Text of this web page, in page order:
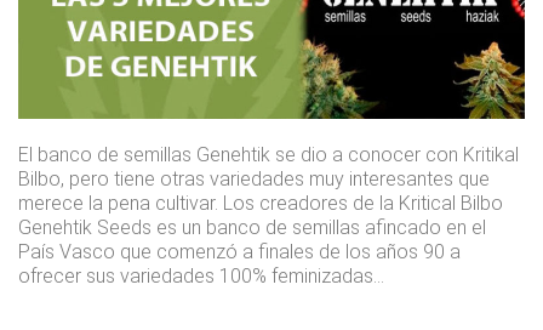
El banco de semillas Genehtik se dio a conocer con Kritikal
Bilbo, pero tiene otras variedades muy interesantes que
merece la pena cultivar. Los creadores de la Kritical Bilbo
Genehtik Seeds es un banco de semillas afincado en el
País Vasco que comenzó a finales de los años 90 a
ofrecer sus variedades 100% feminizadas…